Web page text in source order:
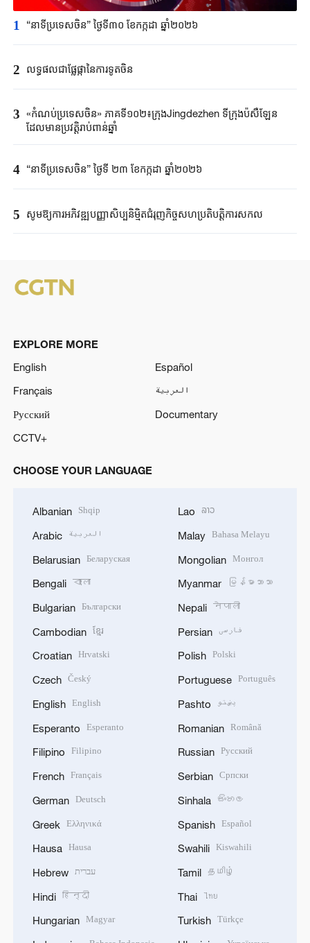
1 “នាទីប្រទេសចិន” ថ្ងៃទី៣០ ខែកក្កដា ឆ្នាំ២០២៦
2 លទ្ធផលជាផ្លែផ្កានៃការទូតចិន
3 «កំណប់ប្រទេសចិន» ភាគទី១០២៖ក្រុងJingdezhen ទីក្រុងប៉សឺឡែន
ដែលមានប្រវត្តិរាប់ពាន់ឆ្នាំ
4 “នាទីប្រទេសចិន” ថ្ងៃទី ២៣ ខែកក្កដា ឆ្នាំ២០២៦
5 សូមឱ្យការអភិវឌ្ឍបញ្ញាសិប្បនិម្មិតជំរុញកិច្ចសហប្រតិបត្តិការសកល
EXPLORE MORE
English
Español
Français
العربية
Русский
Documentary
CCTV+
CHOOSE YOUR LANGUAGE
Albanian Shqip
Arabic العربية
Belarusian Беларуская
Bengali বাংলা
Bulgarian Български
Cambodian ខ្មែរ
Croatian Hrvatski
Czech Český
English English
Esperanto Esperanto
Filipino Filipino
French Français
German Deutsch
Greek Ελληνικά
Hausa Hausa
Hebrew עברית
Hindi हिन्दी
Hungarian Magyar
Lao ລາວ
Malay Bahasa Melayu
Mongolian Монгол
Myanmar မြန်မာဘာသာ
Nepali नेपाली
Persian فارسی
Polish Polski
Portuguese Português
Pashto پښتو
Romanian Română
Russian Русский
Serbian Српски
Sinhala සිංහල
Spanish Español
Swahili Kiswahili
Tamil தமிழ்
Thai ไทย
Turkish Türkçe